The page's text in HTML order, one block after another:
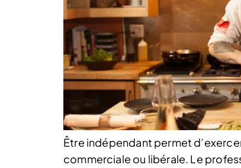
Être indépendant permet
commerciale ou libérale. Le